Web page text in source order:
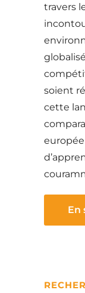
travers
soient
cette
En